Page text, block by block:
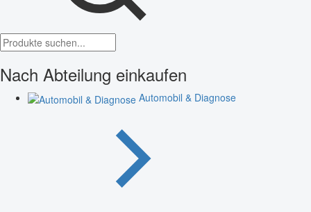
Nach Abteilung einkaufen
Automobil & Diagnose